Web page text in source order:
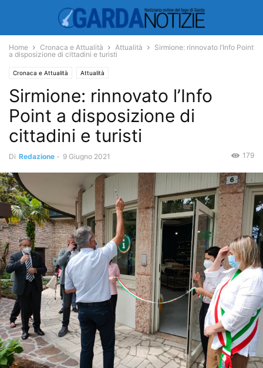
Home Cronaca e Attualità Attualità
Sirmione: rinnovato l’Info Point
a disposizione di cittadini e turisti
Cronaca e Attualità Attualità
Sirmione: rinnovato l’Info
Point a disposizione di
cittadini e turisti
Di Redazione - 9 Giugno 2021 179